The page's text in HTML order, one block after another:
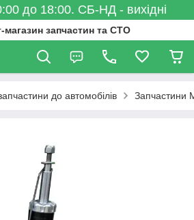
до 18:00. СБ-НД - вихідні
магазин запчастин та СТО
до автомобілів Запчастини